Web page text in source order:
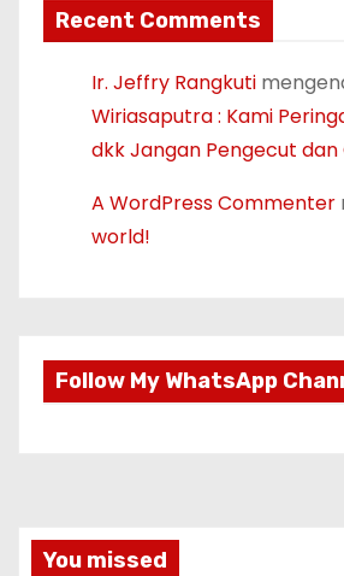
Recent Comments
Ir. Jeffry Rangkuti
Wiriasaputra : Kami
dkk Jangan Pengecut dan
A WordPress Commenter
world!
Follow My WhatsApp
You missed